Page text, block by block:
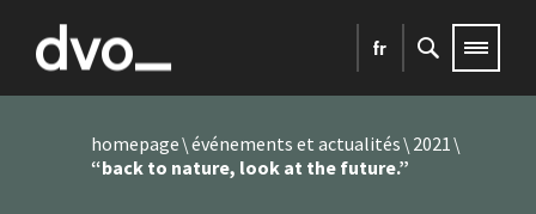
fr
homepage événements et actualités 2021
“back to nature, look at the future.”